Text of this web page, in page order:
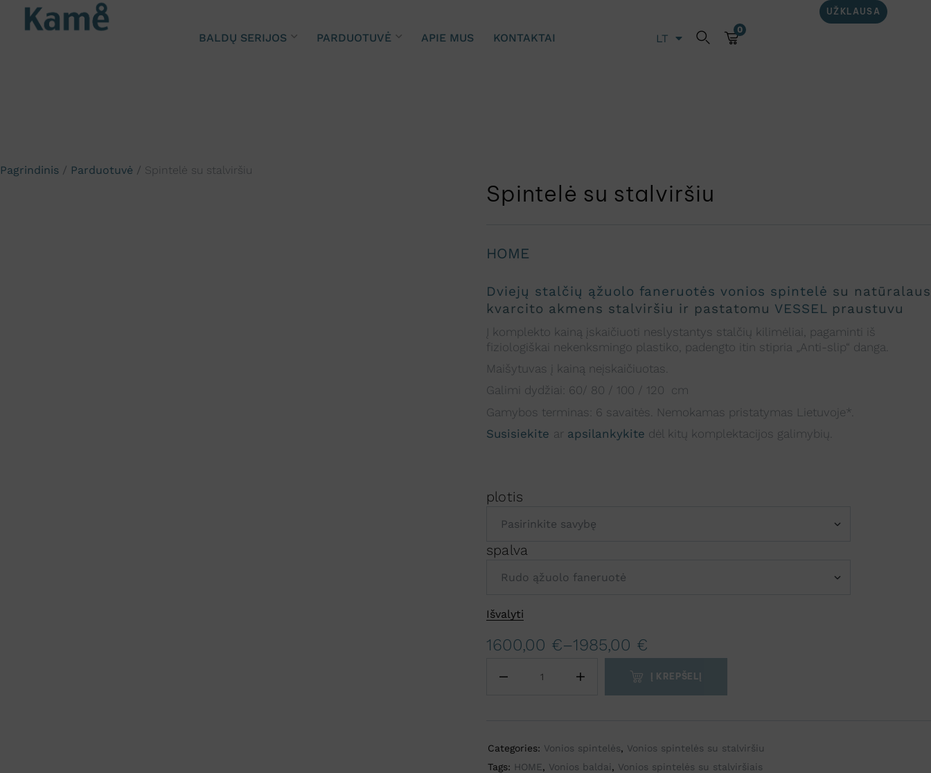
BALDŲ SERIJOS PARDUOTUVĖ APIE MUS KONTAKTAI LT
EN
0
UŽKLAUSA
Pagrindinis / Parduotuvė / Spintelė su stalviršiu
Spintelė su stalviršiu
HOME
Dviejų stalčių ąžuolo faneruotės vonios spintelė su natūralaus
kvarcito akmens stalviršiu ir pastatomu VESSEL praustuvu
Į komplekto kainą įskaičiuoti neslystantys stalčių kilimėliai, pagaminti iš
fiziologiškai nekenksmingo plastiko, padengto itin stipria „Anti-slip“ danga.
Maišytuvas į kainą neįskaičiuotas.
Galimi dydžiai: 60/ 80 / 100 / 120 cm
Gamybos terminas: 6 savaitės. Nemokamas pristatymas Lietuvoje*.
Susisiekite ar apsilankykite dėl kitų komplektacijos galimybių.
plotis
spalva
Išvalyti
1600,00 €–1985,00 €
Į KREPŠELĮ
l
t
e
Categories: Vonios spintelės, Vonios spintelės su stalviršiu
Tags: HOME, Vonios baldai, Vonios spintelės su stalviršiais